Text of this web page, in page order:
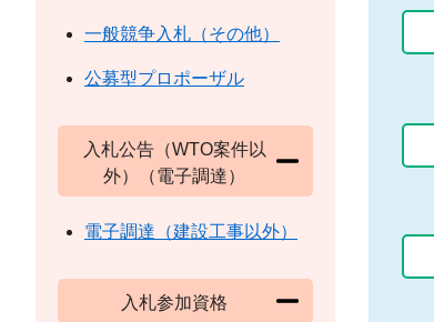
一般競争入札（その他）
公募型プロポーザル
入札公告（WTO案件以
外）（電子調達）
電子調達（建設工事以外）
入札参加資格